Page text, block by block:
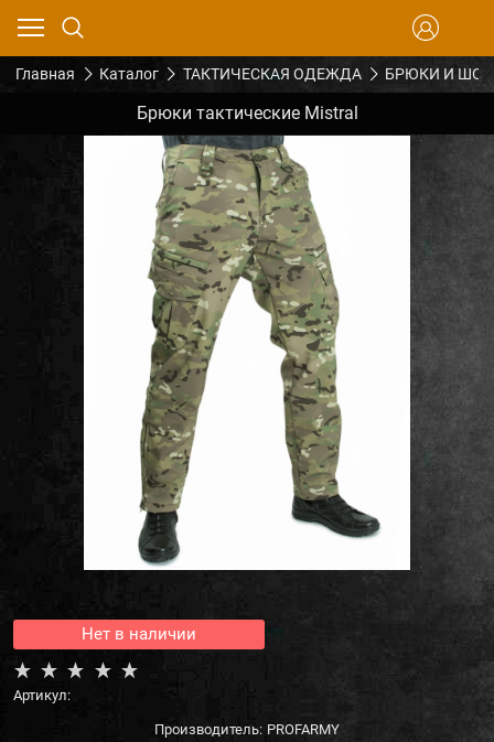
Главная Каталог ТАКТИЧЕСКАЯ ОДЕЖДА БРЮКИ И
Брюки тактические Mistral
Нет в наличии
Артикул:
Производитель: PROFARMY